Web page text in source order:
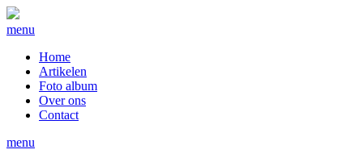
menu
Home
Artikelen
Foto album
Over ons
Contact
menu